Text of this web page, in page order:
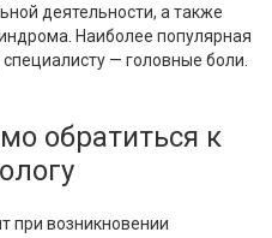
деятельности, а также
Наиболее популярная
— головные боли.
обратиться к
при возникновении